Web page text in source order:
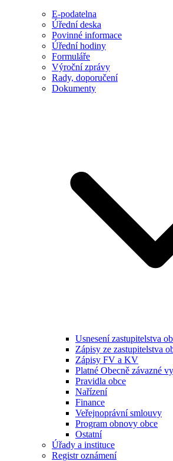
E-podatelna
Úřední deska
Povinné informace
Úřední hodiny
Formuláře
Výroční zprávy
Rady, doporučení
Dokumenty
Usnesení zastupitelstva
Zápisy ze zastupitelstva
Zápisy FV a KV
Platné Obecně závazné
Pravidla obce
Nařízení
Finance
Veřejnoprávní smlouvy
Program obnovy obce
Ostatní
Úřady a instituce
Registr oznámení